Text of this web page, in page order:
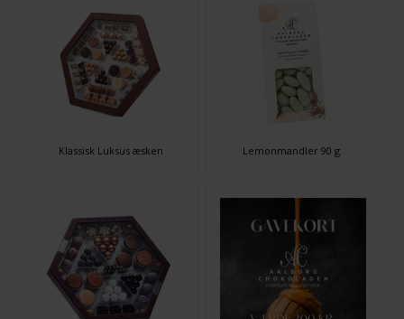
Klassisk Luksus æsken Lemonmandler 90 g.